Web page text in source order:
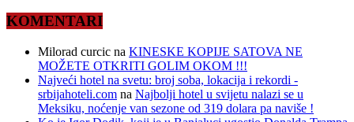
KOMENTARI
Milorad curcic na KINESKE KOPIJE SATOVA NE
MOŽETE OTKRITI GOLIM OKOM !!!
Najveći hotel na svetu: broj soba, lokacija i rekordi -
srbijahoteli.com na Najbolji hotel u svijetu nalazi se u
Meksiku, noćenje van sezone od 319 dolara pa naviše !